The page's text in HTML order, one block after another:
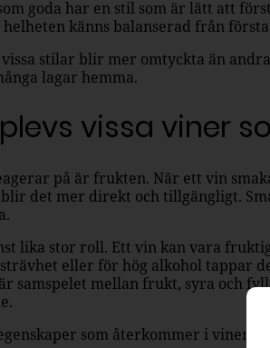
goda har en stil som är lätt att
känns balanserad från
stilar blir mer omtyckta än
lagar hemma.
vissa viner
på är frukten. När ett vin
det mer direkt och tillgängligt.
lika stor roll. Ett vin kan vara
eller för hög alkohol tappar
samspelet mellan frukt, syra och
som återkommer i viner